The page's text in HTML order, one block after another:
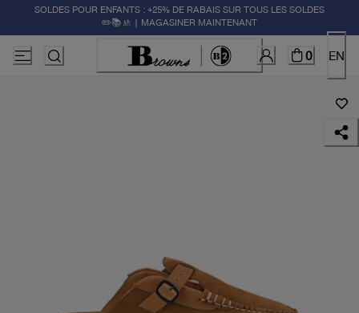
SOLDES POUR ENFANTS : +25% DE RABAIS SUR TOUS LES SOLDES
✏️📚🚸 | MAGASINER MAINTENANT
0 EN